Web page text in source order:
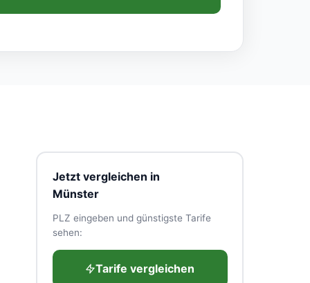
Jetzt vergleichen in
Münster
PLZ eingeben und günstigste Tarife
sehen:
Tarife vergleichen